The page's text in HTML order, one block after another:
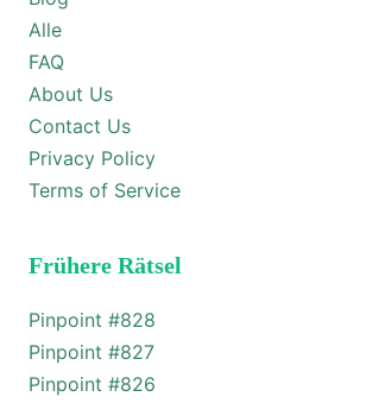
Alle
FAQ
About Us
Contact Us
Privacy Policy
Terms of Service
Frühere Rätsel
Pinpoint #828
Pinpoint #827
Pinpoint #826